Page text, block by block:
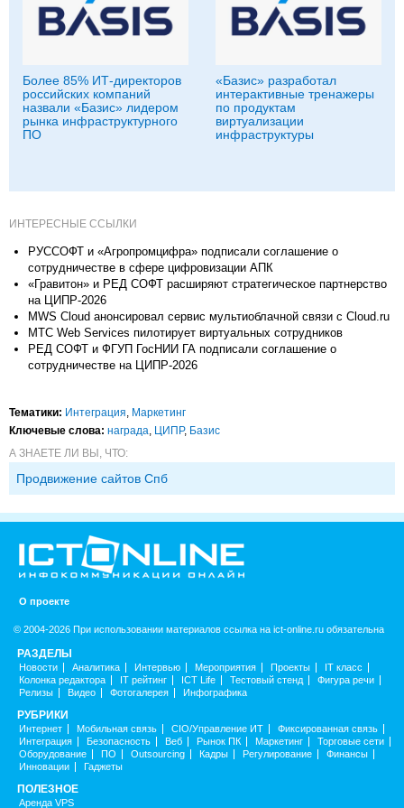
Более 85% ИТ-директоров
российских компаний
назвали «Базис» лидером
рынка инфраструктурного
ПО
«Базис» разработал
интерактивные тренажеры
по продуктам
виртуализации
инфраструктуры
ИНТЕРЕСНЫЕ ССЫЛКИ
РУССОФТ и «Агропромцифра» подписали соглашение о
сотрудничестве в сфере цифровизации АПК
«Гравитон» и РЕД СОФТ расширяют стратегическое партнерство
на ЦИПР-2026
MWS Cloud анонсировал сервис мультиоблачной связи c Cloud.ru
МТС Web Services пилотирует виртуальных сотрудников
РЕД СОФТ и ФГУП ГосНИИ ГА подписали соглашение о
сотрудничестве на ЦИПР-2026
Тематики: Интеграция, Маркетинг
Ключевые слова: награда, ЦИПР, Базис
А ЗНАЕТЕ ЛИ ВЫ, ЧТО:
Продвижение сайтов Спб
О проекте
© 2004-2026 При использовании материалов ссылка на ict-online.ru обязательна
РАЗДЕЛЫ
Новости Аналитика Интервью Мероприятия Проекты
IT класс
Колонка редактора
IT рейтинг ICT Life Тестовый стенд
Фигура речи
Релизы
Видео Фотогалерея Инфографика
РУБРИКИ
Интернет Мобильная связь CIO/Управление ИТ
Фиксированная связь
Интеграция
Безопасность Веб Рынок ПК Маркетинг
Торговые сети
Оборудование
ПО Outsourcing Кадры Регулирование
Финансы
Инновации
Гаджеты
ПОЛЕЗНОЕ
Аренда VPS